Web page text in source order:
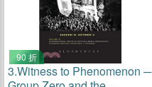
90 折
3.Witness to Phenomenon ─